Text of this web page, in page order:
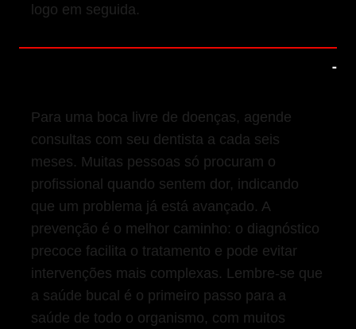
logo em seguida.
Para uma boca livre de doenças, agende
consultas com seu dentista a cada seis
meses. Muitas pessoas só procuram o
profissional quando sentem dor, indicando
que um problema já está avançado. A
prevenção é o melhor caminho: o diagnóstico
precoce facilita o tratamento e pode evitar
intervenções mais complexas. Lembre-se que
a saúde bucal é o primeiro passo para a
saúde de todo o organismo, com muitos